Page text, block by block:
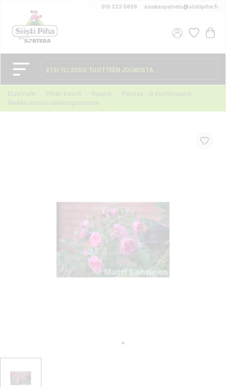
010 323 5858 asiakaspalvelu@siistipiha.fi
Etusivulle Pihan kasvit Ruusut
Pensas- ja puistoruusut
Neilikkaruusu vaaleanpunainen